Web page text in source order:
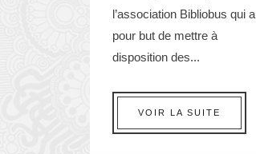
l’association Bibliobus qui a
pour but de mettre à
disposition des...
VOIR LA SUITE